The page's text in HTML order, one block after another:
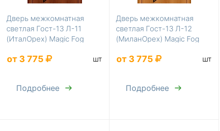
Дверь межкомнатная
светлая Гост-13 Л-11
(ИталОрех) Magic Fog
от 3 775 шт
Подробнее
Дверь межкомнатная
светлая Гост-13 Л-12
(МиланОрех) Magic Fog
от 3 775 шт
Подробнее